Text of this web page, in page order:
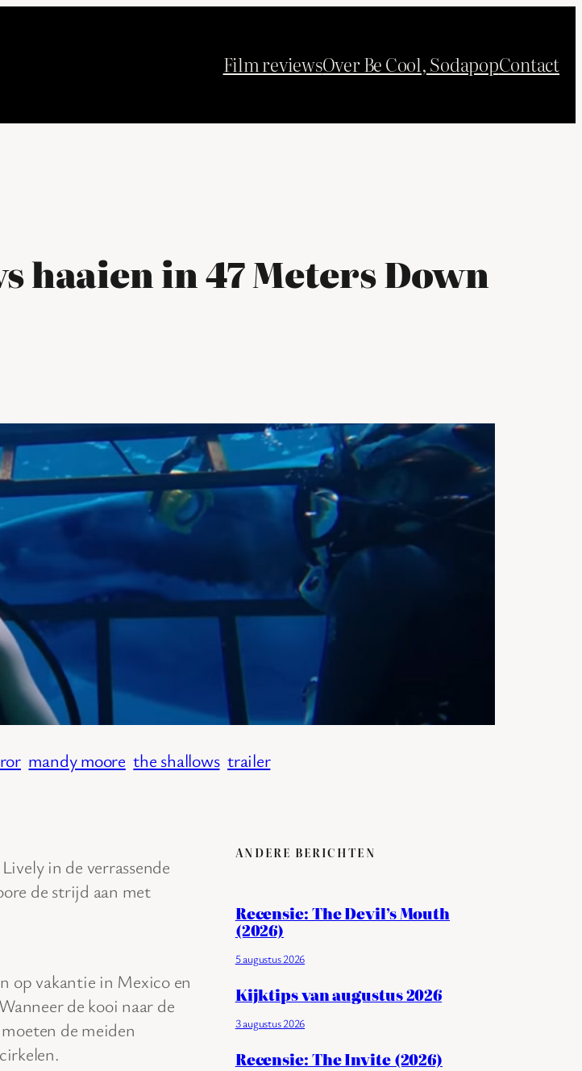
Film reviewsOver Be Cool, SodapopContact
haaien in 47 Meters Down
mandy moore the shallows trailer
in de verrassende
de strijd aan met
op vakantie in Mexico en
de kooi naar de
de meiden
ANDERE BERICHTEN
Recensie: The Devil’s Mouth
(2026)
5 augustus 2026
Kijktips van augustus 2026
3 augustus 2026
Recensie: The Invite (2026)